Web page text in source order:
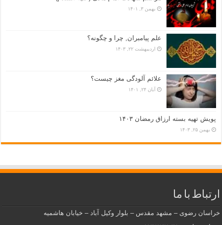
بهمن ۳, ۱۴۰۱
علم پیامبران, چرا و چگونه؟
اردیبهشت ۲۲, ۱۴۰۳
علائم آلودگی مغز چیست؟
آبان ۲۴, ۱۴۰۱
پویش تهیه بسته ارزاق رمضان ۱۴۰۳
بهمن ۲۵, ۱۴۰۳
ارتباط با ما
خراسان رضوی – مشهد مقدس – بلوار وکیل آباد – خیابان هاشمیه